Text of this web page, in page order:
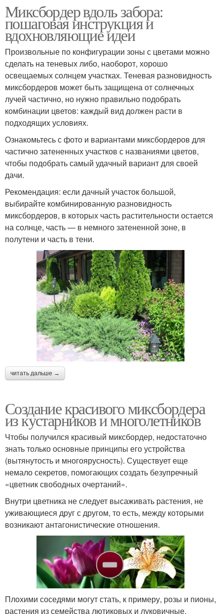
Миксбордер вдоль забора:
пошаговая инструкция и
вдохновляющие идеи
Произвольные по конфигурации зоны с цветами можно
сделать на теневых либо, наоборот, хорошо
освещаемых солнцем участках. Теневая разновидность
миксбордеров может быть защищена от солнечных
лучей частично, но нужно правильно подобрать
комбинации цветов: каждый вид должен расти в
подходящих условиях.
Ознакомьтесь с фото и вариантами миксбордеров для
частично затененных участков с названиями цветов,
чтобы подобрать самый удачный вариант для своей
дачи.
Рекомендация: если дачный участок большой,
выбирайте комбинированную разновидность
миксбордеров, в которых часть растительности остается
на солнце, часть — в немного затененной зоне, в
полутени и часть в тени.
читать дальше →
Создание красивого миксбордера
из кустарников и многолетников
Чтобы получился красивый миксбордер, недостаточно
знать только основные принципы его устройства
(вытянутость и многоярусность). Существует еще
немало секретов, помогающих создать безупречный
«цветник свободных очертаний».
Внутри цветника не следует высаживать растения, не
уживающиеся друг с другом, то есть, между которыми
возникают антагонистические отношения.
Плохими соседями могут стать, к примеру, розы и пионы,
растения из семейства лютиковых и луковичные,